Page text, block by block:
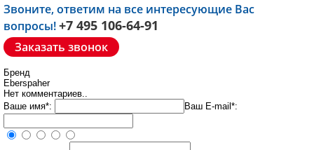
Звоните, ответим на все интересующие Вас
вопросы!+7 495 106-64-91
Заказать звонок
Бренд
Eberspaher
Нет комментариев..
Ваше имя*:
Ваш E-mail*: